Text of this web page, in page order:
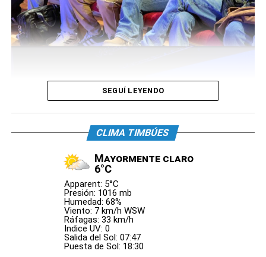
Entrega de Certificados: Puerto capacita con cursos
gratuitos, adecuados a la
SEGUÍ LEYENDO
CLIMA TIMBÚES
Mayormente claro
6°C
Apparent: 5°C
Presión: 1016 mb
Humedad: 68%
Viento: 7 km/h WSW
Ráfagas: 33 km/h
Indice UV: 0
Salida del Sol: 07:47
Puesta de Sol: 18:30